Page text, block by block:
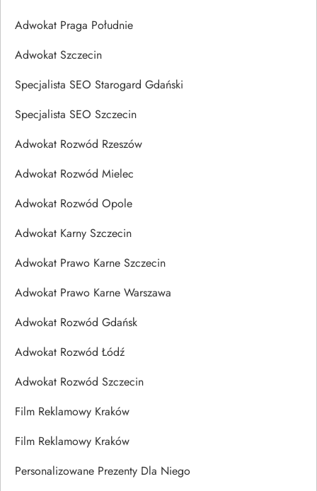
Adwokat Praga Południe
Adwokat Szczecin
Specjalista SEO Starogard Gdański
Specjalista SEO Szczecin
Adwokat Rozwód Rzeszów
Adwokat Rozwód Mielec
Adwokat Rozwód Opole
Adwokat Karny Szczecin
Adwokat Prawo Karne Szczecin
Adwokat Prawo Karne Warszawa
Adwokat Rozwód Gdańsk
Adwokat Rozwód Łódź
Adwokat Rozwód Szczecin
Film Reklamowy Kraków
Film Reklamowy Kraków
Personalizowane Prezenty Dla Niego